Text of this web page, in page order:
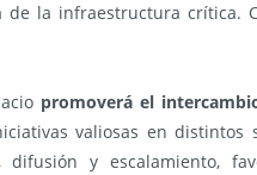
de la infraestructura crítica.
promoverá el
valiosas en
difusión y escalamiento,